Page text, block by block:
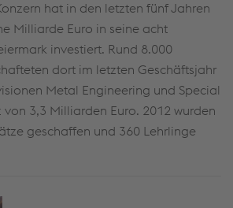
hat in den letzten fünf Jahren
Milliarde Euro in seine acht
investiert. Rund 8.000
dort im letzten Geschäftsjahr
Metal Engineering und Special
von 3,3 Milliarden Euro. 2012 wurden
geschaffen und 360 Lehrlinge